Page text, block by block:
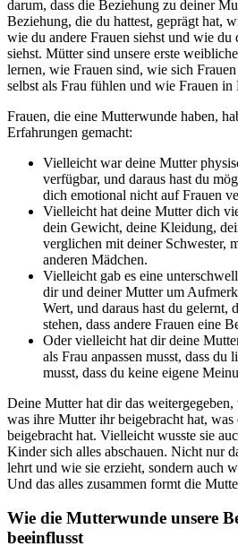
darum, dass die Beziehung zu deiner
Beziehung, die du hattest, geprägt hat,
wie du andere Frauen siehst und wie du
siehst. Mütter sind unsere erste
lernen, wie Frauen sind, wie sich
selbst als Frau fühlen und wie Frauen in
Frauen, die eine Mutterwunde haben,
Erfahrungen gemacht:
Vielleicht war deine Mutter
verfügbar, und daraus hast du
dich emotional nicht auf Frauen
Vielleicht hat deine Mutter dich
dein Gewicht, deine Kleidung,
verglichen mit deiner Schwester,
anderen Mädchen.
Vielleicht gab es eine
dir und deiner Mutter um
Wert, und daraus hast du gelernt,
stehen, dass andere Frauen eine
Oder vielleicht hat dir deine
als Frau anpassen musst, dass du
musst, dass du keine eigene
Deine Mutter hat dir das weitergegeben,
was ihre Mutter ihr beigebracht hat,
beigebracht hat. Vielleicht wusste sie
Kinder sich alles abschauen. Nicht nur
lehrt und wie sie erzieht, sondern auch
Und das alles zusammen formt die
Wie die Mutterwunde unsere
beeinflusst